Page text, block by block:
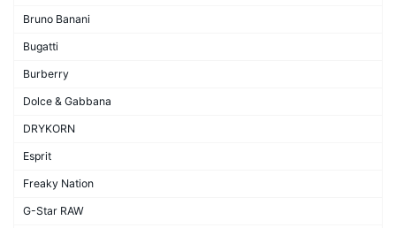
Bruno Banani
Bugatti
Burberry
Dolce & Gabbana
DRYKORN
Esprit
Freaky Nation
G-Star RAW